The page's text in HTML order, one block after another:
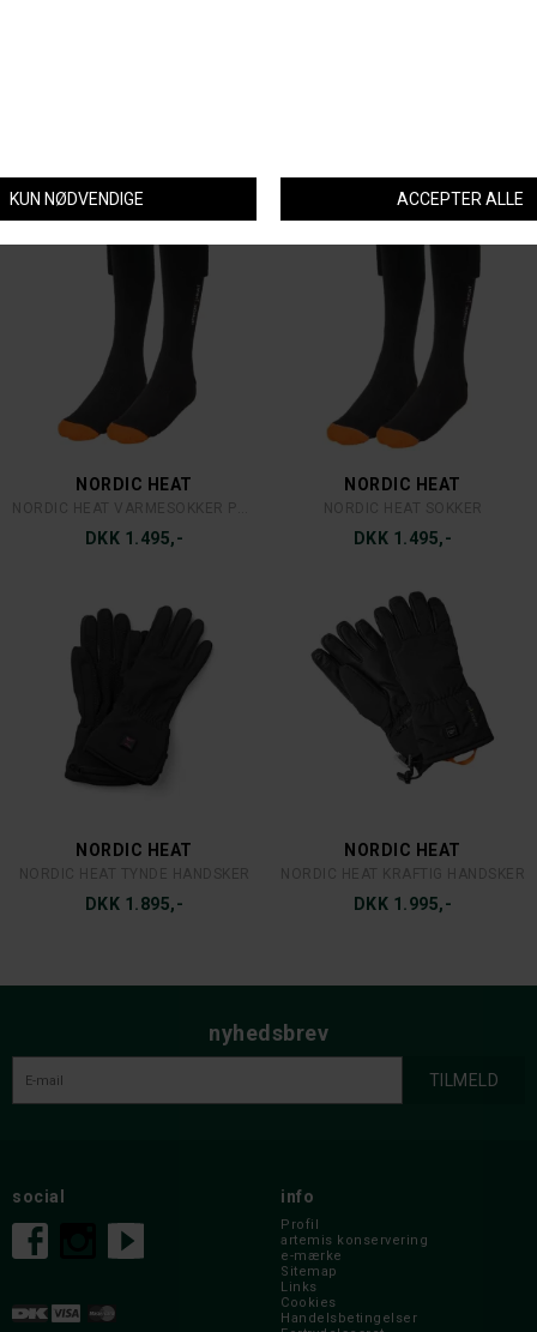
DKK 1.495,- DKK 1.495,-
NORDIC HEAT
DKK 1.495,-
NORDIC HEAT
DKK 1.495,-
NORDIC HEAT
DKK 1.895,-
NORDIC HEAT
DKK 1.995,-
nyhedsbrev
social info
Profil
artemis konservering
e-mærke
Sitemap
Links
Cookies
Handelsbetingelser